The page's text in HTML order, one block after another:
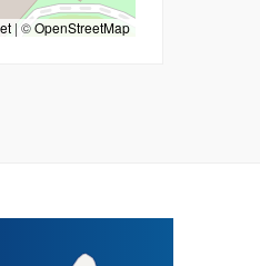
| ©OpenStreetMap